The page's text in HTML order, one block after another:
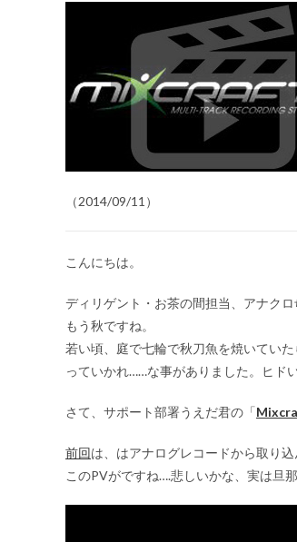
（2014/09/11）
こんにちは。
ディリゲント・お茶の間担当、アナクロ
もう秋ですね。
若い頃、庭で七輪で秋刀魚を焼いてい
っていかれ……な事がありました。ヒド
さて、サポート部署うえだ君の「
前回は、はアナログレコードから取り
このPVがですね….悲しいかな、実は旦